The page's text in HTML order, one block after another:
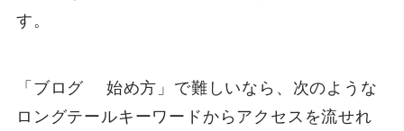
す。
「ブログ 始め方」で難しいなら、次のような
ロングテールキーワードからアクセスを流せれ